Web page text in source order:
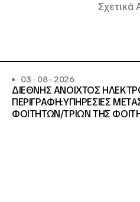
Σχετικά
03 · 08 · 2026
ΔΙΕΘΝΗΣ ΑΝΟΙΧΤΟΣ
ΠΕΡΙΓΡΑΦΗ:ΥΠΗΡΕΣΙΕΣ
ΦΟΙΤΗΤΩΝ/ΤΡΙΩΝ ΤΗΣ